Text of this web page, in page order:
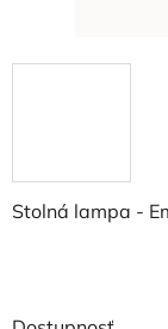
Stolná lampa -